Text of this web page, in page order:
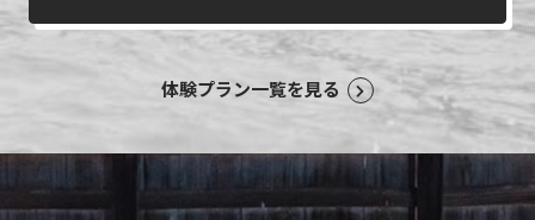
体験プラン一覧を見る